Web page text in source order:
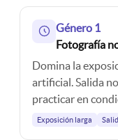
Género 1
Fotografía
Domina la
artificial. Salida
practicar en
Exposición larga